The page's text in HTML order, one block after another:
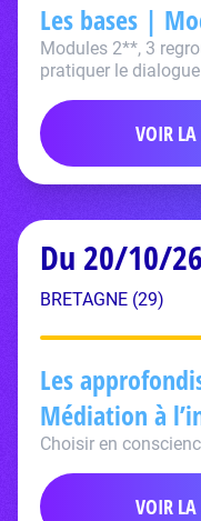
Les bases |
Modules 2**, 3
pratiquer le
VOIR
Du 20/10/
BRETAGNE (29)
Les
Médiation à
Choisir en
VOIR